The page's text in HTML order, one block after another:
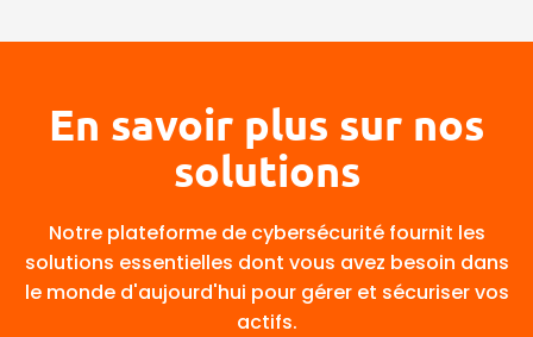
En savoir plus sur nos
solutions
Notre plateforme de cybersécurité fournit les
solutions essentielles dont vous avez besoin dans
le monde d'aujourd'hui pour gérer et sécuriser vos
actifs.